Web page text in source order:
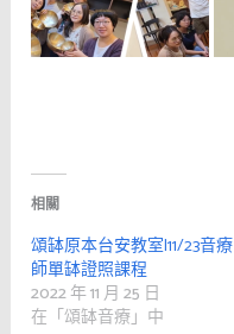
相關
頌缽原本台安教室|11/23音療
師單缽證照課程
2022 年 11 月 25 日
在「頌缽音療」中